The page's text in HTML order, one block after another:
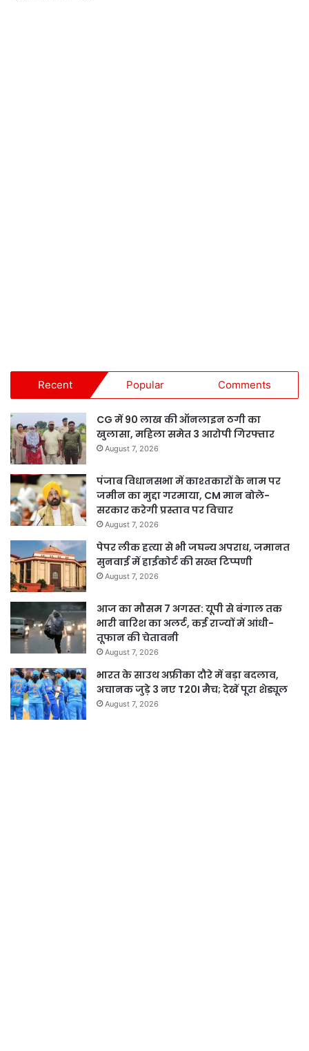
Recent Popular Comments
CG में 90 लाख की ऑनलाइन ठगी का
खुलासा, महिला समेत 3 आरोपी गिरफ्तार
August 7, 2026
पंजाब विधानसभा में काश्तकारों के नाम पर
जमीन का मुद्दा गरमाया, CM मान बोले-
सरकार करेगी प्रस्ताव पर विचार
August 7, 2026
पेपर लीक हत्या से भी जघन्य अपराध, जमानत
सुनवाई में हाईकोर्ट की सख्त टिप्पणी
August 7, 2026
आज का मौसम 7 अगस्त: यूपी से बंगाल तक
भारी बारिश का अलर्ट, कई राज्यों में आंधी-
तूफान की चेतावनी
August 7, 2026
भारत के साउथ अफ्रीका दौरे में बड़ा बदलाव,
अचानक जुड़े 3 नए T20I मैच; देखें पूरा शेड्यूल
August 7, 2026